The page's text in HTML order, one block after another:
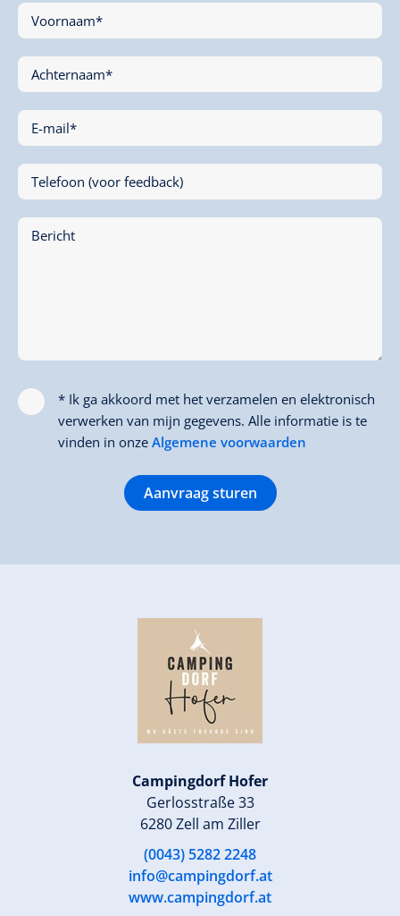
Voornaam*
Achternaam*
E-mail*
Telefoon (voor feedback)
Bericht
* Ik ga akkoord met het verzamelen en elektronisch
verwerken van mijn gegevens. Alle informatie is te
vinden in onze Algemene voorwaarden
Aanvraag sturen
Campingdorf Hofer
Gerlosstraße 33
6280 Zell am Ziller
(0043) 5282 2248
info@campingdorf.at
www.campingdorf.at